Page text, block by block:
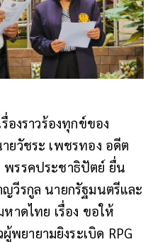
องราวร้องทุกข์ของ
ยวัชระ เพชรทอง อดีต
รรคประชาธิปัตย์ ยื่น
วีรกูล นายกรัฐมนตรีและ
หาดไทย เรื่อง ขอให้
พยายามยิงระเบิด RPG